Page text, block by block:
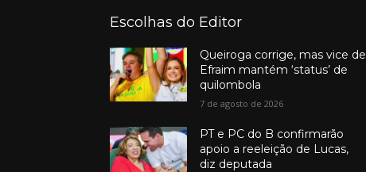
Escolhas do Editor
Queiroga corrige, mas vice de
Efraim mantém ‘status’ de
quilombola
7 de agosto de 2026
PT e PC do B confirmarão
apoio a reeleição de Lucas,
diz deputada